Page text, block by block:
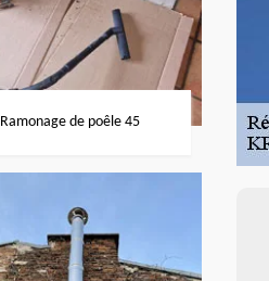
Ramonage de poêle 45